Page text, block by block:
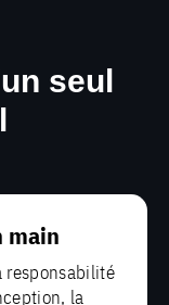
seul
main
responsabilité
la